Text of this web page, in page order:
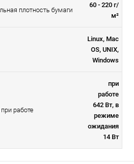
плотность бумаги
60 - 220 г/
м²
Linux, Mac
OS, UNIX,
Windows
работе
при
работе
642 Вт, в
режиме
ожидания
14 Вт